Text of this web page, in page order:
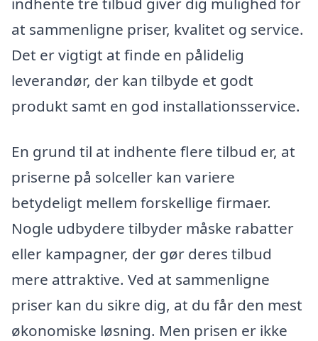
at sammenligne priser, kvalitet og service.
Det er vigtigt at finde en pålidelig
leverandør, der kan tilbyde et godt
produkt samt en god installationsservice.
En grund til at indhente flere tilbud er, at
priserne på solceller kan variere
betydeligt mellem forskellige firmaer.
Nogle udbydere tilbyder måske rabatter
eller kampagner, der gør deres tilbud
mere attraktive. Ved at sammenligne
priser kan du sikre dig, at du får den mest
økonomiske løsning. Men prisen er ikke